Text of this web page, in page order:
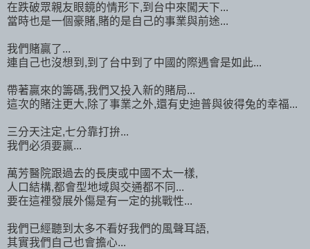
在跌破眾親友眼鏡的情形下,到台中來闖天下...
當時也是一個豪賭,賭的是自己的事業與前途...
我們賭贏了...
連自己也沒想到,到了台中到了中國的際遇會是如此...
帶著贏來的籌碼,我們又投入新的賭局...
這次的賭注更大,除了事業之外,還有史迪普與彼得兔的幸福...
三分天注定,七分靠打拚...
我們必須要贏...
萬芳醫院跟過去的長庚或中國不太一樣,
人口結構,都會型地域與交通都不同...
要在這裡發展外傷是有一定的挑戰性...
我們已經聽到太多不看好我們的風聲耳語,
其實我們自己也會擔心...